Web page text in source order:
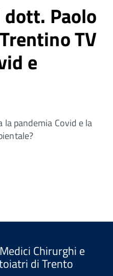
Paolo
TV
e
pandemia Covid e la
Chirurghi e
di Trento